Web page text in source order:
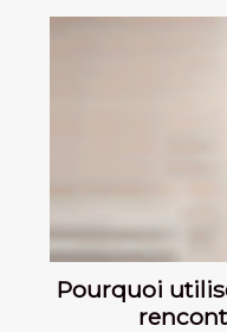
Pourquoi